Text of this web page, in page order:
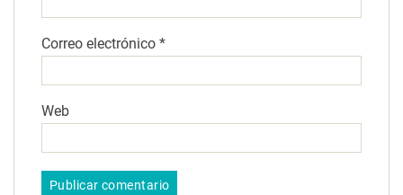
Correo electrónico *
Web